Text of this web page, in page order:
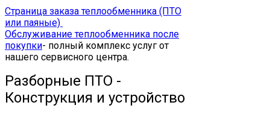
Страница заказа теплообменника (ПТО
или паяные)
Обслуживание теплообменника после
покупки- полный комплекс услуг от
нашего сервисного центра.
Разборные ПТО -
Конструкция и устройство